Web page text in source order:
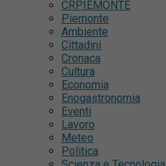
CRPIEMONTE
Piemonte
Ambiente
Cittadini
Cronaca
Cultura
Economia
Enogastronomia
Eventi
Lavoro
Meteo
Politica